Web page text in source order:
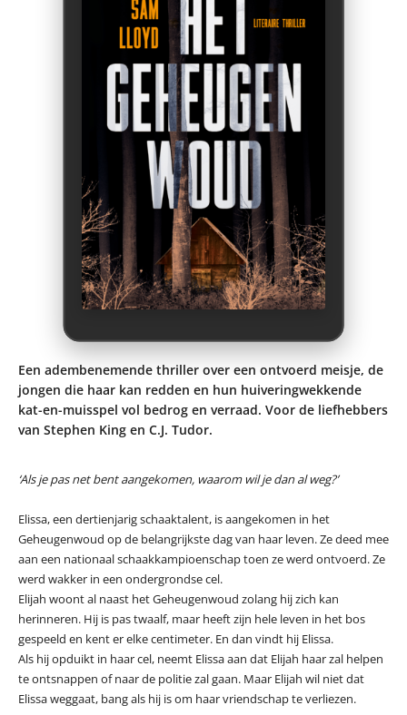
Een adembenemende thriller over een ontvoerd meisje, de
jongen die haar kan redden en hun huiveringwekkende
kat-en-muisspel vol bedrog en verraad. Voor de liefhebbers
van Stephen King en C.J. Tudor.
‘Als je pas net bent aangekomen, waarom wil je dan al weg?’
Elissa, een dertienjarig schaaktalent, is aangekomen in het
Geheugenwoud op de belangrijkste dag van haar leven. Ze deed mee
aan een nationaal schaakkampioenschap toen ze werd ontvoerd. Ze
werd wakker in een ondergrondse cel.
Elijah woont al naast het Geheugenwoud zolang hij zich kan
herinneren. Hij is pas twaalf, maar heeft zijn hele leven in het bos
gespeeld en kent er elke centimeter. En dan vindt hij Elissa.
Als hij opduikt in haar cel, neemt Elissa aan dat Elijah haar zal helpen
te ontsnappen of naar de politie zal gaan. Maar Elijah wil niet dat
Elissa weggaat, bang als hij is om haar vriendschap te verliezen.